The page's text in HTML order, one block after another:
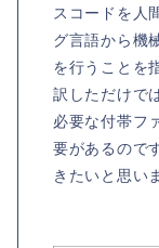
スコードを人
グ言語から機
を行うことを
訳しただけで
必要な付帯フ
要があるので
きたいと思い